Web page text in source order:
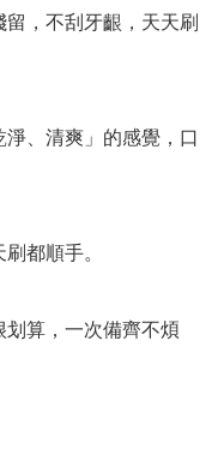
，不刮牙齦，天天刷
、清爽」的感覺，口
都順手。
算，一次備齊不煩